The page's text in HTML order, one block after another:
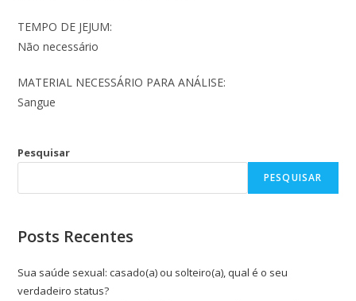
TEMPO DE JEJUM:
Não necessário
MATERIAL NECESSÁRIO PARA ANÁLISE:
Sangue
Pesquisar
PESQUISAR
Posts Recentes
Sua saúde sexual: casado(a) ou solteiro(a), qual é o seu
verdadeiro status?